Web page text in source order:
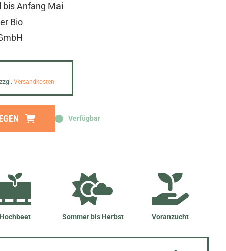
bis Anfang Mai
Bio
Versandkosten
Verfügbar
Sommer bis Herbst Voranzucht